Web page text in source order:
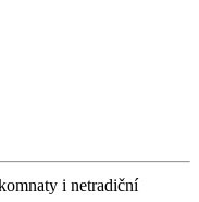
i netradiční